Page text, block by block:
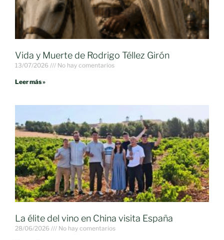
Vida y Muerte de Rodrigo Téllez Girón
13/07/2026 No hay comentarios
Leer más »
La élite del vino en China visita España
28/06/2026 No hay comentarios